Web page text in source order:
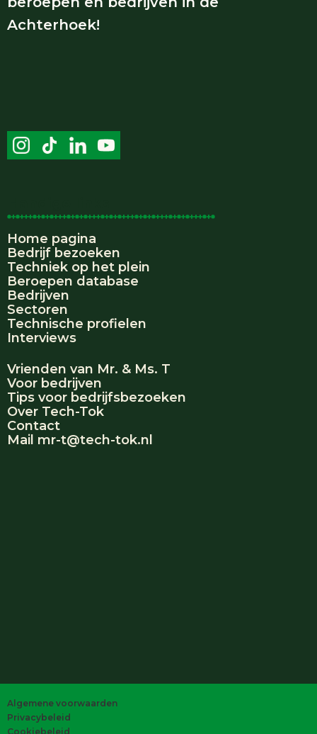
Achterhoek!
Home pagina
Bedrijf bezoeken
Techniek op het plein
Beroepen database
Bedrijven
Sectoren
Technische profielen
Interviews
Vrienden van Mr. & Ms. T
Voor bedrijven
Tips voor bedrijfsbezoeken
Over Tech-Tok
Contact
Mail mr-t@tech-tok.nl
Algemene voorwaarden
Privacybeleid
Cookiebeleid